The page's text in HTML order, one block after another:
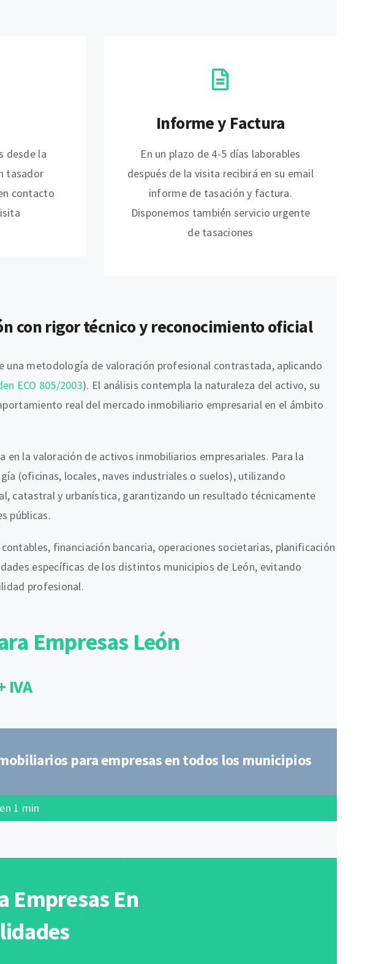
desde la
tasador
contacto
Informe y Factura
En un plazo de 4-5 días laborables
después de la visita recibirá en su email
informe de tasación y factura.
Disponemos también servicio urgente
de tasaciones
con rigor técnico y reconocimiento oficial
una metodología de valoración profesional contrastada, aplicando
ECO 805/2003). El análisis contempla la naturaleza del activo, su
real del mercado inmobiliario empresarial en el ámbito
la valoración de activos inmobiliarios empresariales. Para la
(oficinas, locales, naves industriales o suelos), utilizando
catastral y urbanística, garantizando un resultado técnicamente
públicas.
financiación bancaria, operaciones societarias, planificación
específicas de los distintos municipios de León, evitando
profesional.
Empresas León
IVA
para empresas en todos los municipios
1 min
Empresas En